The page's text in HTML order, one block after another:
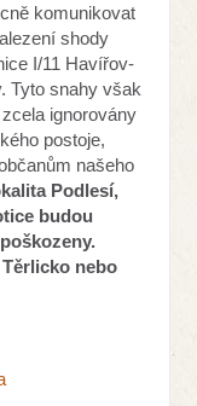
komunikovat
shody
I/11 Havířov-
Tyto snahy však
ignorovány
postoje,
našeho
Podlesí,
budou
nebo